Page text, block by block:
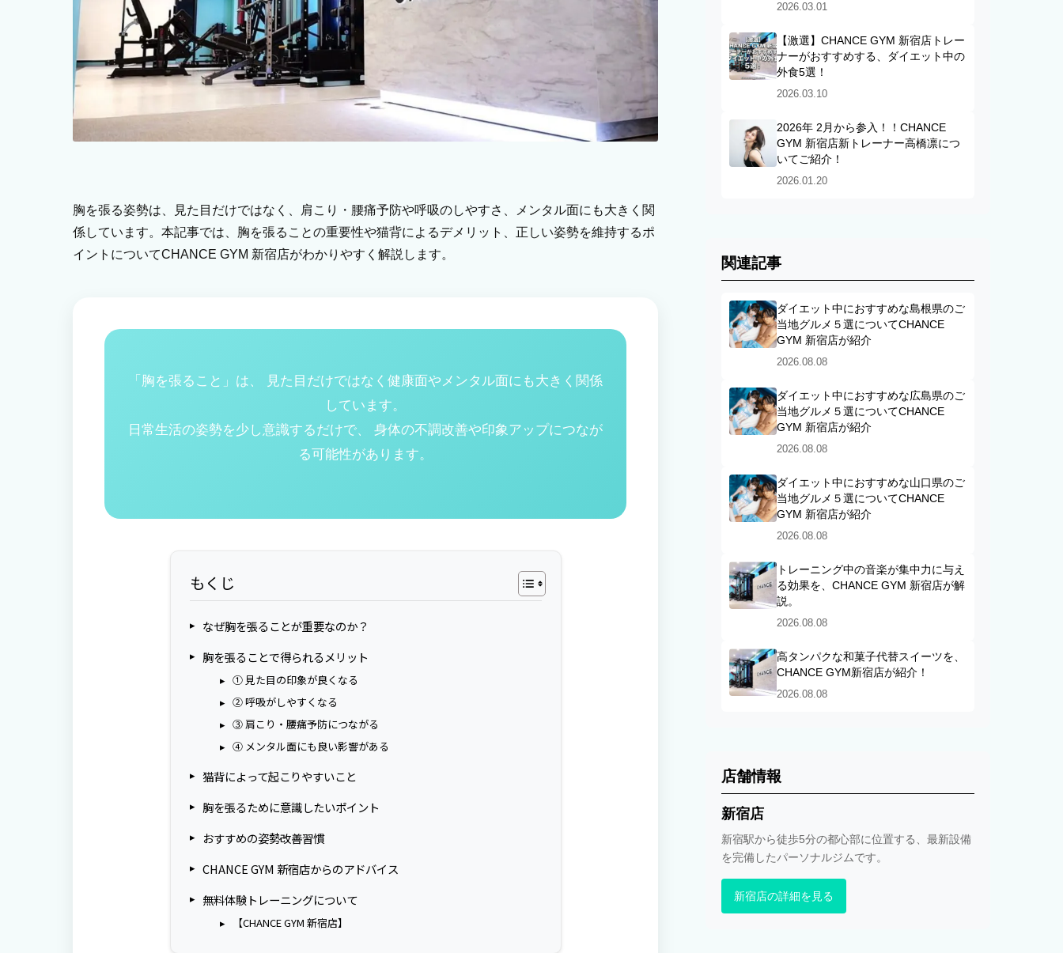
胸を張る姿勢は、見た目だけではなく、肩こり・腰痛予防や呼吸のしやすさ、メンタル面にも大きく関
係しています。本記事では、胸を張ることの重要性や猫背によるデメリット、正しい姿勢を維持するポ
イントについてCHANCE GYM 新宿店がわかりやすく解説します。
「胸を張ること」は、 見た目だけではなく健康面やメンタル面にも大きく関係
しています。
日常生活の姿勢を少し意識するだけで、 身体の不調改善や印象アップにつなが
る可能性があります。
もくじ
なぜ胸を張ることが重要なのか？
胸を張ることで得られるメリット
① 見た目の印象が良くなる
② 呼吸がしやすくなる
③ 肩こり・腰痛予防につながる
④ メンタル面にも良い影響がある
猫背によって起こりやすいこと
胸を張るために意識したいポイント
おすすめの姿勢改善習慣
CHANCE GYM 新宿店からのアドバイス
無料体験トレーニングについて
【CHANCE GYM 新宿店】
2026.03.01
【激選】CHANCE GYM 新宿店トレー
ナーがおすすめする、ダイエット中の
外食5選！
2026.03.10
2026年 2月から参入！！CHANCE
GYM 新宿店新トレーナー高橋凛につ
いてご紹介！
2026.01.20
関連記事
ダイエット中におすすめな島根県のご
当地グルメ５選についてCHANCE
GYM 新宿店が紹介
2026.08.08
ダイエット中におすすめな広島県のご
当地グルメ５選についてCHANCE
GYM 新宿店が紹介
2026.08.08
ダイエット中におすすめな山口県のご
当地グルメ５選についてCHANCE
GYM 新宿店が紹介
2026.08.08
トレーニング中の音楽が集中力に与え
る効果を、CHANCE GYM 新宿店が解
説。
2026.08.08
高タンパクな和菓子代替スイーツを、
CHANCE GYM新宿店が紹介！
2026.08.08
店舗情報
新宿店
新宿駅から徒歩5分の都心部に位置する、最新設備
を完備したパーソナルジムです。
新宿店の詳細を見る